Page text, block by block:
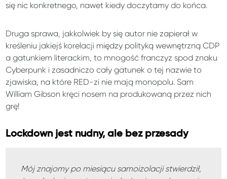
się nic konkretnego, nawet kiedy doczytamy do końca.
Druga sprawa, jakkolwiek by się autor nie zapierał w
kreśleniu jakiejś korelacji między polityką wewnętrzną CDP
a gatunkiem literackim, to mnogość franczyz spod znaku
Cyberpunk i zasadniczo cały gatunek o tej nazwie to
zjawiska, na które RED-zi nie mają monopolu. Sam
William Gibson kręci nosem na produkowaną przez nich
grę!
Lockdown jest nudny, ale bez przesady
Mój znajomy po miesiącu samoizolacji stwierdził,